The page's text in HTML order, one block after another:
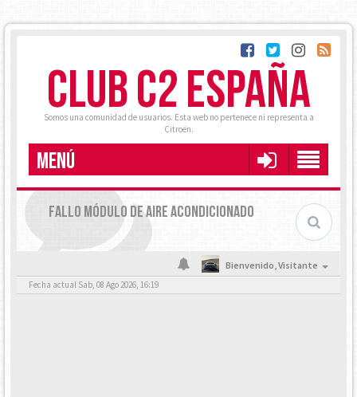
CLUB C2 ESPAÑA
Somos una comunidad de usuarios. Esta web no pertenece ni representa a
Citroën.
MENÚ
FALLO MÓDULO DE AIRE ACONDICIONADO
Bienvenido,Visitante
Fecha actual Sab, 08 Ago 2026, 16:19